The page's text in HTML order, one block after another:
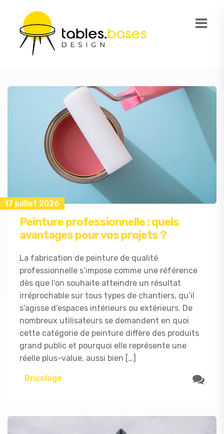
17 juillet 2026
Peinture professionnelle : quels
avantages pour vos projets ?
La fabrication de peinture de qualité
professionnelle s’impose comme une référence
dès que l’on souhaite atteindre un résultat
irréprochable sur tous types de chantiers, qu’il
s’agisse d’espaces intérieurs ou extérieurs. De
nombreux utilisateurs se demandent en quoi
cette catégorie de peinture diffère des produits
grand public et pourquoi elle représente une
réelle plus-value, aussi bien […]
Bricolage